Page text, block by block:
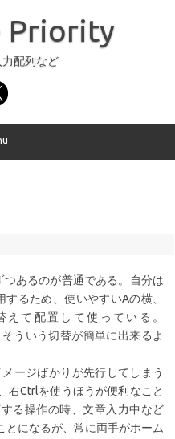
Priority
配列など
あるのが普通である。自分は
るため、使いやすいAの横、
えて配置して使っている。
ういう切替が簡単に出来るよ
ージばかりが先行してしまう
右Ctrlを使うほうが便利なこと
る操作の時、文章入力中など
とになるが、常に両手がホーム